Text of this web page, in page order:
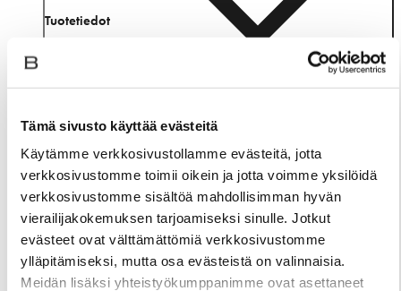
Tämä sivusto käyttää evästeitä
Käytämme verkkosivustollamme evästeitä, jotta
verkkosivustomme toimii oikein ja jotta voimme yksilöidä
verkkosivustomme sisältöä mahdollisimman hyvän
vierailijakokemuksen tarjoamiseksi sinulle. Jotkut
evästeet ovat välttämättömiä verkkosivustomme
ylläpitämiseksi, mutta osa evästeistä on valinnaisia.
Meidän lisäksi yhteistyökumppanimme ovat asettaneet
Tuotetiedot